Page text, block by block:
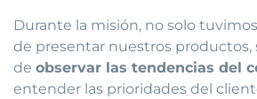
Durante la misión, no solo
de presentar nuestros productos,
de observar las tendencias del
entender las prioridades del